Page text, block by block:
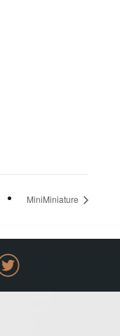
MiniMiniature